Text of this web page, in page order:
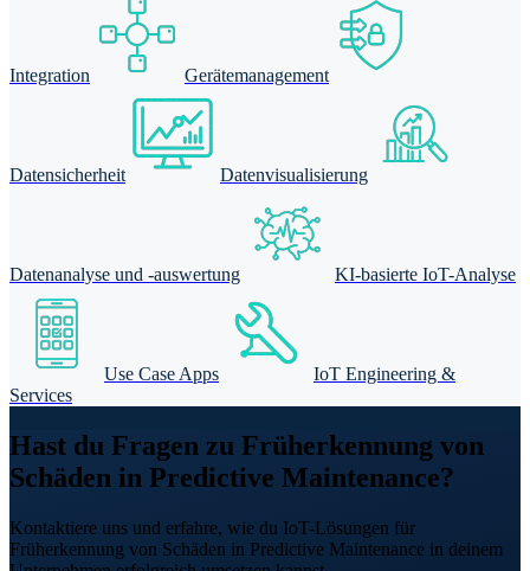
Integration Gerätemanagement
Datensicherheit Datenvisualisierung
Datenanalyse und -auswertung KI-basierte IoT-Analyse
Use Case Apps
IoT Engineering &
Services
Hast du Fragen zu Früherkennung von
Schäden in Predictive Maintenance?
Kontaktiere uns und erfahre, wie du IoT-Lösungen für
Früherkennung von Schäden in Predictive Maintenance in deinem